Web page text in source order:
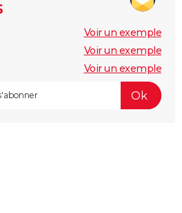
Voir un exemple
Voir un exemple
Voir un exemple